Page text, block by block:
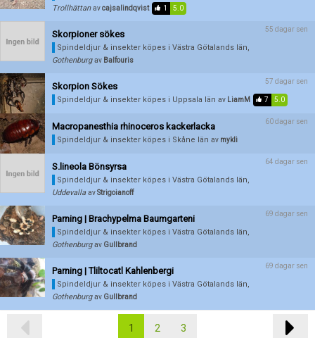
Trollhättan avcajsalindqvist 1 5.0
Skorpioner sökes
Spindeldjur & insekter köpes i Västra Götalands län,
Gothenburg av Balfouris
55 dagar sen
Skorpion Sökes
Spindeldjur & insekter köpes i Uppsala län av LiamM 7 5.0
57 dagar sen
Macropanesthia rhinoceros kackerlacka
Spindeldjur & insekter köpes i Skåne län av mykli
60 dagar sen
S.lineola Bönsyrsa
Spindeldjur & insekter köpes i Västra Götalands län,
Uddevalla avStrigoianoff
64 dagar sen
Parning | Brachypelma Baumgarteni
Spindeldjur & insekter köpes i Västra Götalands län,
Gothenburg av Gullbrand
69 dagar sen
Parning | Tliltocatl Kahlenbergi
Spindeldjur & insekter köpes i Västra Götalands län,
Gothenburg av Gullbrand
69 dagar sen
1 2 3